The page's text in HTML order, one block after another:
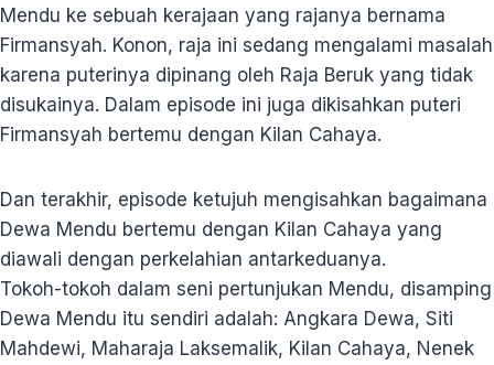
Mendu ke sebuah kerajaan yang rajanya bernama
Firmansyah. Konon, raja ini sedang mengalami masalah
karena puterinya dipinang oleh Raja Beruk yang tidak
disukainya. Dalam episode ini juga dikisahkan puteri
Firmansyah bertemu dengan Kilan Cahaya.
Dan terakhir, episode ketujuh mengisahkan bagaimana
Dewa Mendu bertemu dengan Kilan Cahaya yang
diawali dengan perkelahian antarkeduanya.
Tokoh-tokoh dalam seni pertunjukan Mendu, disamping
Dewa Mendu itu sendiri adalah: Angkara Dewa, Siti
Mahdewi, Maharaja Laksemalik, Kilan Cahaya, Nenek